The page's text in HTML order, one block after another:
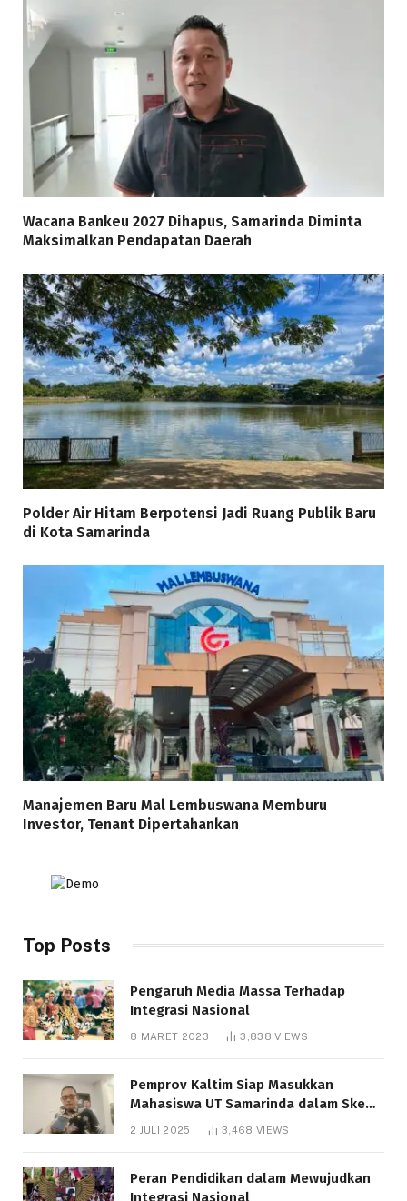
Wacana Bankeu 2027 Dihapus, Samarinda Diminta
Maksimalkan Pendapatan Daerah
Polder Air Hitam Berpotensi Jadi Ruang Publik Baru
di Kota Samarinda
Manajemen Baru Mal Lembuswana Memburu
Investor, Tenant Dipertahankan
Top Posts
Pengaruh Media Massa Terhadap
Integrasi Nasional
8 MARET 2023 3,838VIEWS
Pemprov Kaltim Siap Masukkan
Mahasiswa UT Samarinda dalam Skema
Bantuan Pendidikan Gratispol
2 JULI 2025 3,468 VIEWS
Peran Pendidikan dalam Mewujudkan
Integrasi Nasional